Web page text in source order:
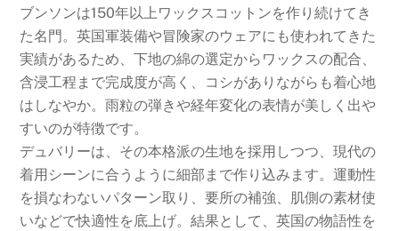
ブンソンは150年以上ワックスコットンを作り続けてき
た名門。英国軍装備や冒険家のウェアにも使われてきた
実績があるため、下地の綿の選定からワックスの配合、
含浸工程まで完成度が高く、コシがありながらも着心地
はしなやか。雨粒の弾きや経年変化の表情が美しく出や
すいのが特徴です。
デュバリーは、その本格派の生地を採用しつつ、現代の
着用シーンに合うように細部まで作り込みます。運動性
を損なわないパターン取り、要所の補強、肌側の素材使
いなどで快適性を底上げ。結果として、英国の物語性を